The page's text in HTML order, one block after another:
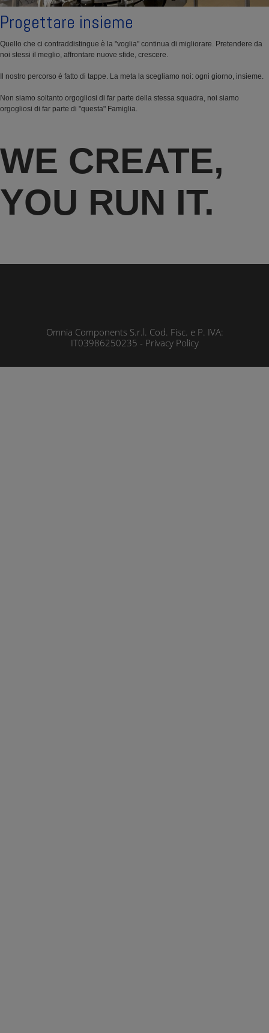
Progettare insieme
Quello che ci contraddistingue è la "voglia" continua di migliorare. Pretendere da
noi stessi il meglio, affrontare nuove sfide, crescere.
Il nostro percorso è fatto di tappe. La meta la scegliamo noi: ogni giorno, insieme.
Non siamo soltanto orgogliosi di far parte della stessa squadra, noi siamo
orgogliosi di far parte di "questa" Famiglia.
WE CREATE,
YOU RUN IT.
Omnia Components S.r.l. Cod. Fisc. e P. IVA:
IT03986250235 - Privacy Policy